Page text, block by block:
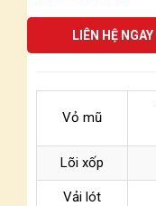
LIÊN HỆ NGAY
Vỏ mũ
Lõi xốp
Vải lót